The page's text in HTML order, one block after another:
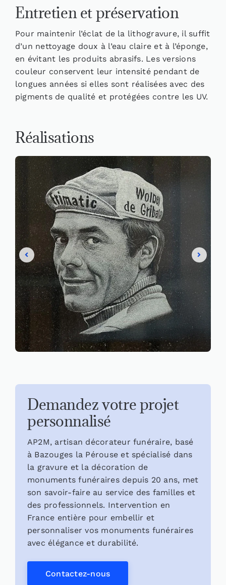
Entretien et préservation
Pour maintenir l’éclat de la lithogravure, il suffit
d’un nettoyage doux à l’eau claire et à l’éponge,
en évitant les produits abrasifs. Les versions
couleur conservent leur intensité pendant de
longues années si elles sont réalisées avec des
pigments de qualité et protégées contre les UV.
Réalisations
Demandez votre projet
personnalisé
AP2M, artisan décorateur funéraire, basé
à Bazouges la Pérouse et spécialisé dans
la gravure et la décoration de
monuments funéraires depuis 20 ans, met
son savoir-faire au service des familles et
des professionnels. Intervention en
France entière pour embellir et
personnaliser vos monuments funéraires
avec élégance et durabilité.
Contactez-nous